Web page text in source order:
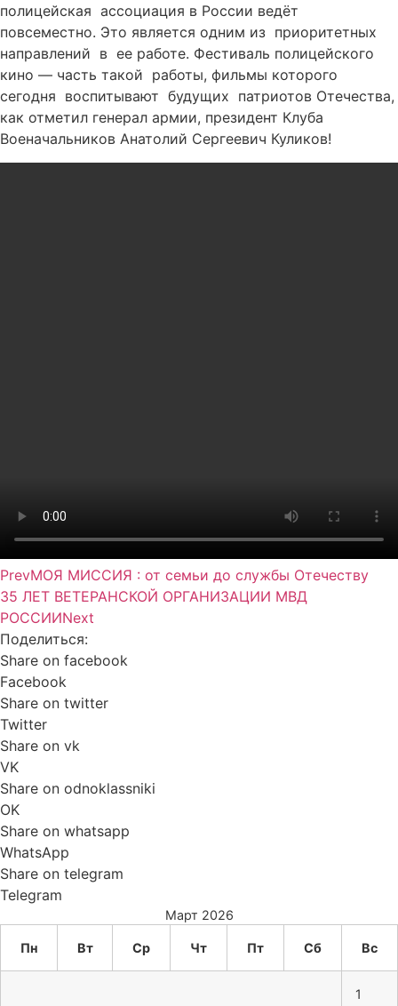
полицейская ассоциация в России ведёт
повсеместно. Это является одним из приоритетных
направлений в ее работе. Фестиваль полицейского
кино — часть такой работы, фильмы которого
сегодня воспитывают будущих патриотов Отечества,
как отметил генерал армии, президент Клуба
Военачальников Анатолий Сергеевич Куликов!
PrevМОЯ МИССИЯ : от семьи до службы Отечеству
35 ЛЕТ ВЕТЕРАНСКОЙ ОРГАНИЗАЦИИ МВД
РОССИИNext
Поделиться:
Share on facebook
Facebook
Share on twitter
Twitter
Share on vk
VK
Share on odnoklassniki
OK
Share on whatsapp
WhatsApp
Share on telegram
Telegram
Март 2026
Пн Вт Ср Чт Пт Сб Вс
1